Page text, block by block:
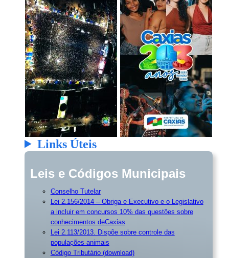
Links Úteis
Leis e Códigos Municipais
Conselho Tutelar
Lei 2.156/2014 – Obriga e Executivo e o Legislativo
a incluir em concursos 10% das questões sobre
conhecimentos deCaxias
Lei 2.113/2013. Dispõe sobre controle das
populações animais
Código Tributário (download)